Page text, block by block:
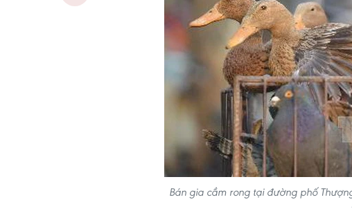
Bán gia cầm rong tại đường phố